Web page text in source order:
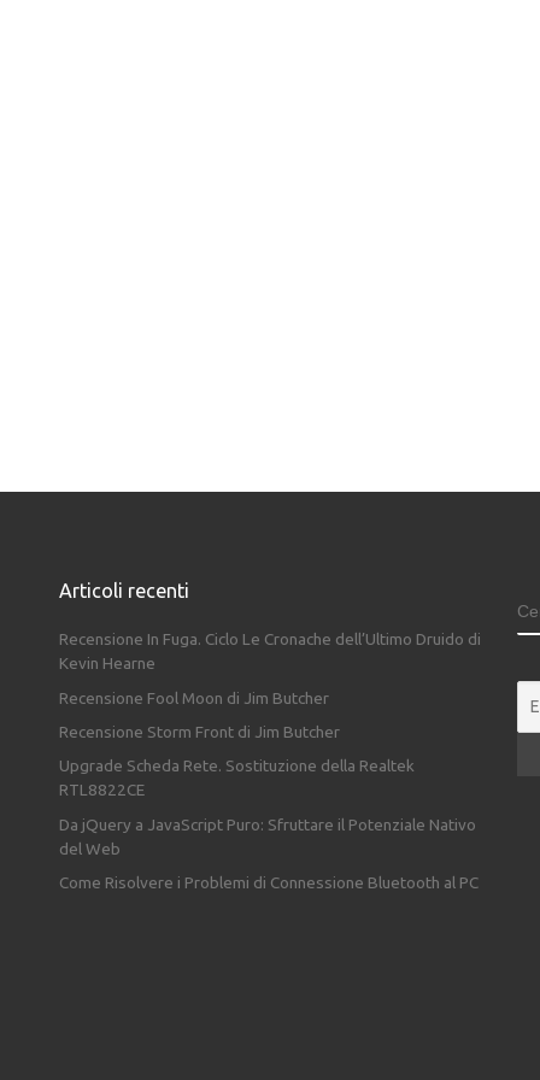
Articoli recenti
Recensione In Fuga. Ciclo Le Cronache dell’Ultimo Druido di
Kevin Hearne
Recensione Fool Moon di Jim Butcher
Recensione Storm Front di Jim Butcher
Upgrade Scheda Rete. Sostituzione della Realtek
RTL8822CE
Da jQuery a JavaScript Puro: Sfruttare il Potenziale Nativo
del Web
Come Risolvere i Problemi di Connessione Bluetooth al PC